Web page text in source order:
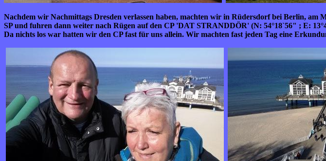
Nachdem wir Nachmittags Dresden verlassen haben, machten wir in Rüdersdorf bei Berlin, am
SP und fuhren dann weiter nach Rügen auf den CP 'DAT STRANDDÖR' (N: 54°18`56" ; E:
Da nichts los war hatten wir den CP fast für uns allein. Wir machten fast jeden Tag eine